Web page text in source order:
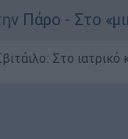
ο
Στο